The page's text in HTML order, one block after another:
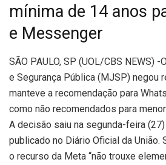
mínima de 14 anos
e Messenger
SÃO PAULO, SP (UOL/CBS NEWS)
e Segurança Pública (MJSP) negou
manteve a recomendação para
como não recomendados para
A decisão saiu na segunda-feira
publicado no Diário Oficial da União.
o recurso da Meta “não trouxe